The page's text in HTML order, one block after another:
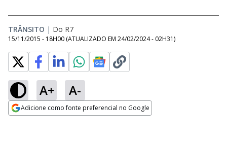
TRÂNSITO | Do R7
15/11/2015 - 18H00 (ATUALIZADO EM 24/02/2024 - 02H31)
A+ A-
Adicione como fonte preferencial no Google